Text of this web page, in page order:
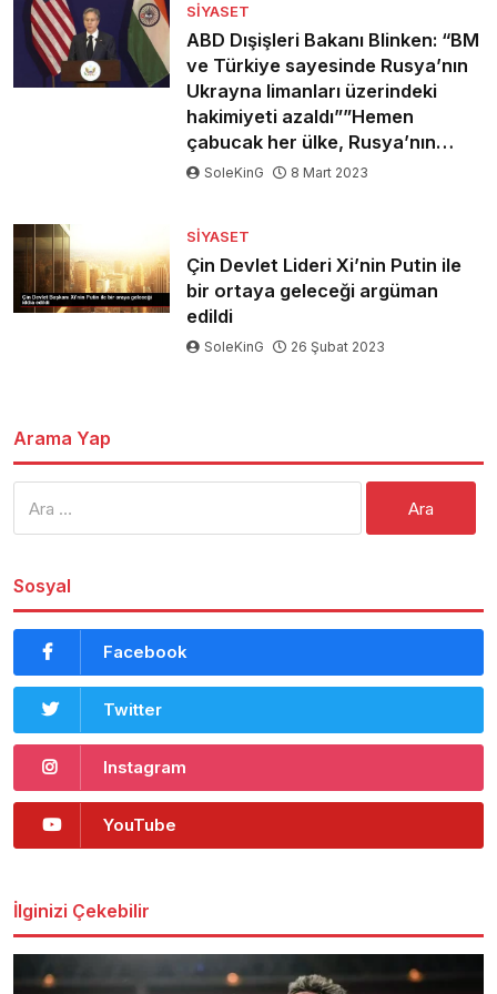
SIYASET
ABD Dışişleri Bakanı Blinken: “BM
ve Türkiye sayesinde Rusya’nın
Ukrayna limanları üzerindeki
hakimiyeti azaldı””Hemen
çabucak her ülke, Rusya’nın…
SoleKinG 8 Mart 2023
SIYASET
Çin Devlet Lideri Xi’nin Putin ile
bir ortaya geleceği argüman
edildi
SoleKinG 26 Şubat 2023
Arama Yap
Sosyal
Facebook
Twitter
Instagram
YouTube
İlginizi Çekebilir